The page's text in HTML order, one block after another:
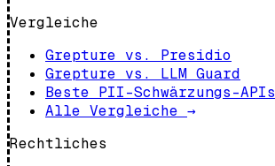
Vergleiche
Grepture vs. Presidio
Grepture vs. LLM Guard
Beste PII-Schwärzungs-APIs
Alle Vergleiche →
Rechtliches